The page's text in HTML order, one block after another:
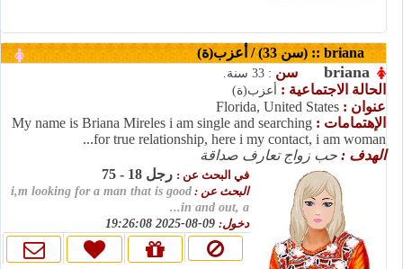
briana :: (سن 33) / أعزب(ة)
briana سن : 33 سنة.
الحالة الاجتماعية : أعزب(ة)
عنوان : Florida, United States
الإهتمامات : My name is Briana Mireles i am single and searching
for true relationship, here i my contact, i am woman...
الهدف : حب زواج تعارف صداقة
في البحث عن : رجل 18 - 75
البحث عن : i,m looking for a man that is good
in and out, a...
دخول: